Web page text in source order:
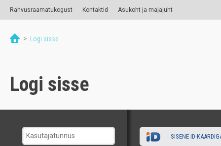
Rahvusraamatukogust Kontaktid Asukoht ja majajuht
> Logi sisse
Logi sisse
SISENE ID-